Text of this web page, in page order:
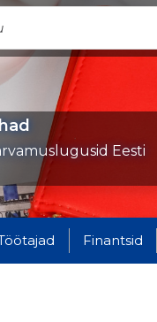
Eesti
Finantsid